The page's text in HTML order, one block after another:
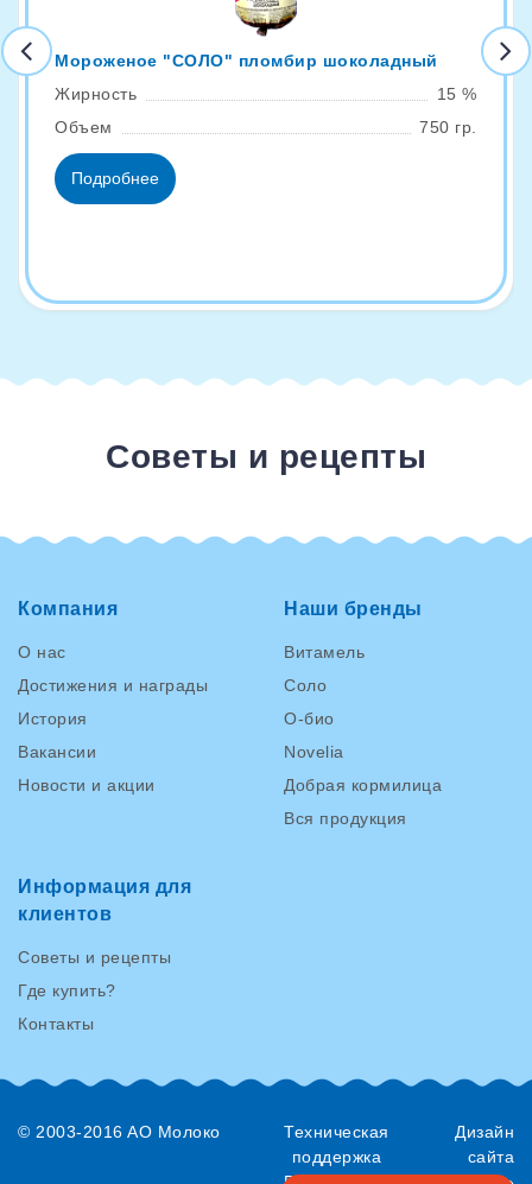
Мороженое "СОЛО" пломбир шоколадный
Жирность
15 %
Объем
750 гр.
Подробнее
Советы и рецепты
Компания
О нас
Достижения и награды
История
Вакансии
Новости и акции
Наши бренды
Витамель
Соло
О-био
Novelia
Добрая кормилица
Вся продукция
Информация для
клиентов
Советы и рецепты
Где купить?
Контакты
© 2003-2016 AO Молоко
Техническая
поддержка
Дизайн
сайта